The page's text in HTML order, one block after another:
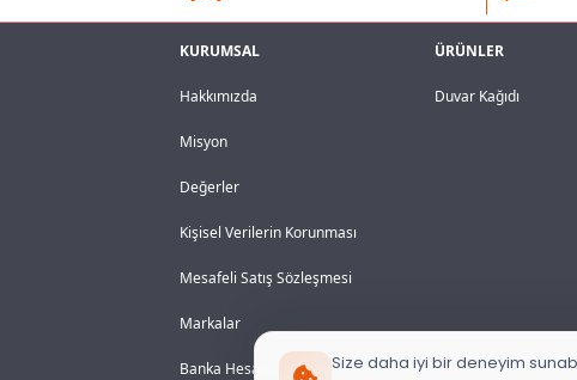
KURUMSAL
Hakkımızda
Misyon
Değerler
Kişisel Verilerin Korunması
Mesafeli Satış Sözleşmesi
Markalar
Banka Hesaplarımız
ÜRÜNLER
Duvar Kağıdı
Size daha iyi bir deneyim